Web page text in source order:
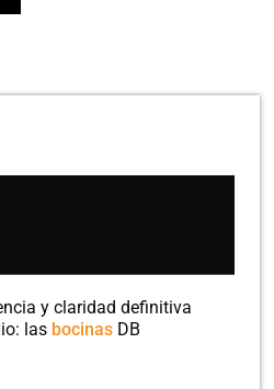
y claridad definitiva
las bocinas DB